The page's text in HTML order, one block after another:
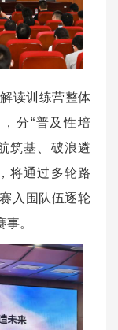
读训练营整体
分“普及性培
筑基、破浪遴
将通过多轮路
入围队伍逐轮
。